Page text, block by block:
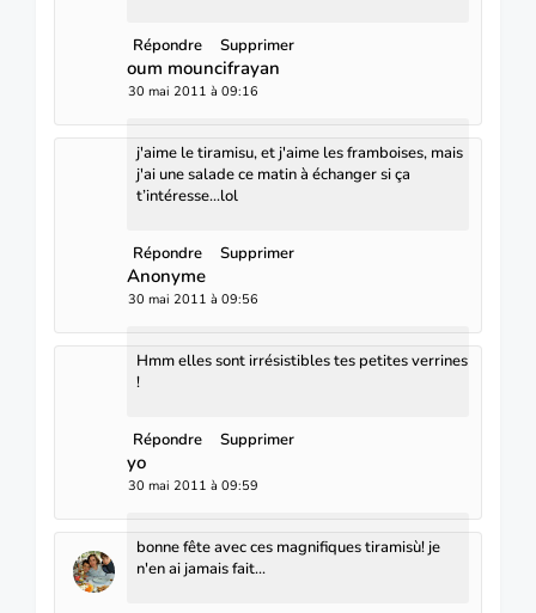
Répondre Supprimer
oum mouncifrayan
30 mai 2011 à 09:16
j'aime le tiramisu, et j'aime les framboises, mais
j'ai une salade ce matin à échanger si ça
t’intéresse...lol
Répondre Supprimer
Anonyme
30 mai 2011 à 09:56
Hmm elles sont irrésistibles tes petites verrines
!
Répondre Supprimer
yo
30 mai 2011 à 09:59
bonne fête avec ces magnifiques tiramisù! je
n'en ai jamais fait...